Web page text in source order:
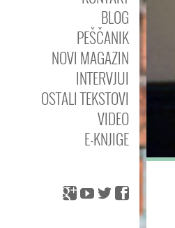
BLOG
PEŠČANIK
NOVI MAGAZIN
INTERVJUI
OSTALI TEKSTOVI
VIDEO
E-KNJIGE